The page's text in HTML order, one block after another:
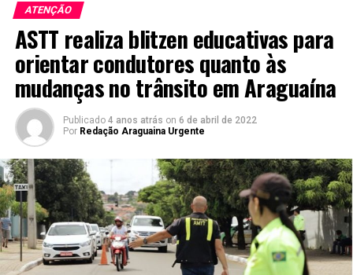
ATENÇÃO
ASTT realiza blitzen educativas para
orientar condutores quanto às
mudanças no trânsito em Araguaína
Publicado 4 anos atrás on 6 de abril de 2022
Por Redação Araguaina Urgente